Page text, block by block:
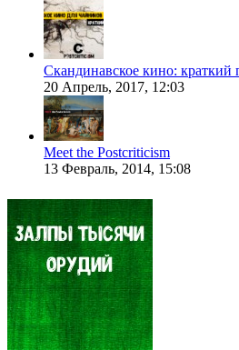
Скандинавское кино: краткий
20 Апрель, 2017, 12:03
Meet the Postcriticism
13 Февраль, 2014, 15:08